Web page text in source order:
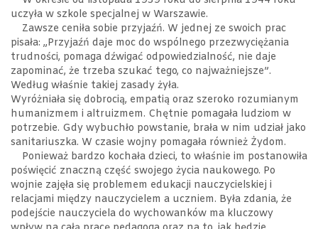
uczyła w szkole specjalnej w Warszawie.
Zawsze ceniła sobie przyjaźń. W jednej ze swoich prac
pisała: „Przyjaźń daje moc do wspólnego przezwyciężania
trudności, pomaga dźwigać odpowiedzialność, nie daje
zapominać, że trzeba szukać tego, co najważniejsze”.
Według właśnie takiej zasady żyła.
Wyróżniała się dobrocią, empatią oraz szeroko rozumianym
humanizmem i altruizmem. Chętnie pomagała ludziom w
potrzebie. Gdy wybuchło powstanie, brała w nim udział jako
sanitariuszka. W czasie wojny pomagała również Żydom.
Ponieważ bardzo kochała dzieci, to właśnie im postanowiła
poświęcić znaczną część swojego życia naukowego. Po
wojnie zajęła się problemem edukacji nauczycielskiej i
relacjami między nauczycielem a uczniem. Była zdania, że
podejście nauczyciela do wychowanków ma kluczowy